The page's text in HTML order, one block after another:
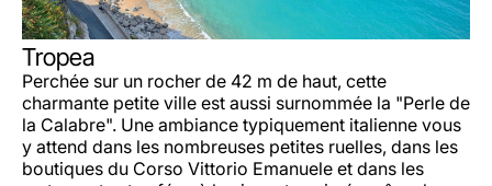
Tropea
Perchée sur un rocher de 42 m de haut, cette
charmante petite ville est aussi surnommée la "Perle de
la Calabre". Une ambiance typiquement italienne vous
y attend dans les nombreuses petites ruelles, dans les
boutiques du Corso Vittorio Emanuele et dans les